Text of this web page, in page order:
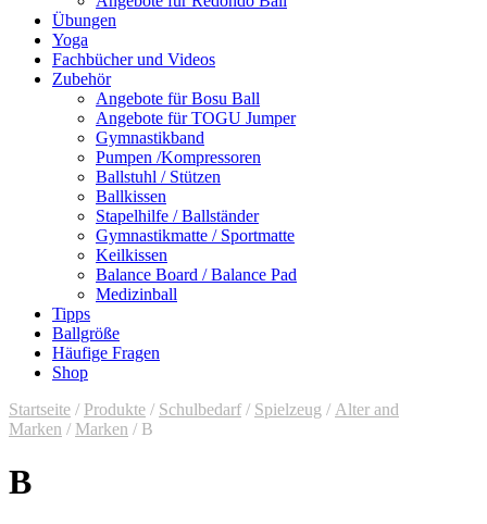
Übungen
Yoga
Fachbücher und Videos
Zubehör
Angebote für Bosu Ball
Angebote für TOGU Jumper
Gymnastikband
Pumpen /Kompressoren
Ballstuhl / Stützen
Ballkissen
Stapelhilfe / Ballständer
Gymnastikmatte / Sportmatte
Keilkissen
Balance Board / Balance Pad
Medizinball
Tipps
Ballgröße
Häufige Fragen
Shop
Startseite / Produkte / Schulbedarf / Spielzeug / Alter and
Marken / Marken / B
B